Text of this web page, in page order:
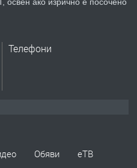
покриви
Целофанови
освен ако изрично е посочено
Телефони
Обяви
еТВ